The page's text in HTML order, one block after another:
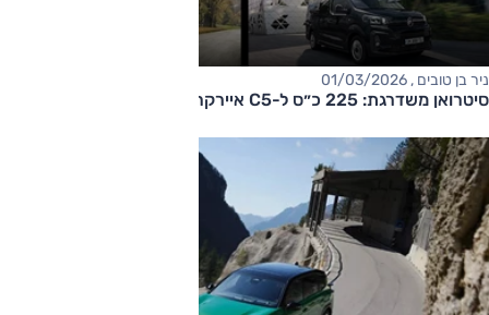
ניר בן טובים , 01/03/2026
סיטרואן משדרגת: 225 כ״ס ל-C5 איירקרוס, דיזל חוזר לברלינגו